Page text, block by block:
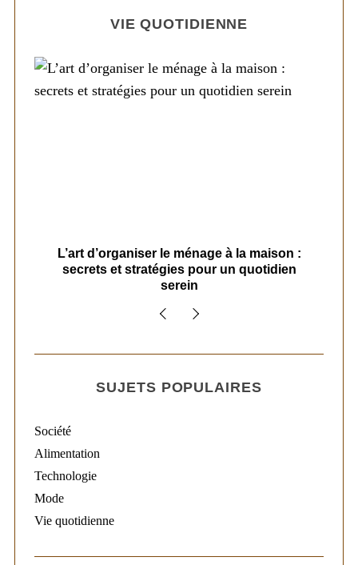
VIE QUOTIDIENNE
L’art d’organiser le ménage à la maison :
secrets et stratégies pour un quotidien
serein
SUJETS POPULAIRES
Société
Alimentation
Technologie
Mode
Vie quotidienne